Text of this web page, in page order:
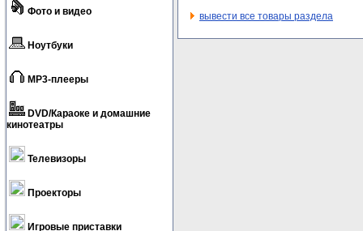
Фото и видео
Ноутбуки
MP3-плееры
DVD/Караоке и домашние
кинотеатры
Телевизоры
Проекторы
Игровые приставки
вывести все товары раздела